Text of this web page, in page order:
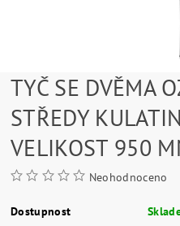
TYČ SE DVĚMA
STŘEDY KULATINA 12 MM,
VELIKOST 950
Neohodnoceno
Dostupnost